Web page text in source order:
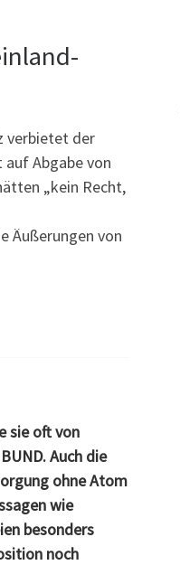
verbietet der
auf Abgabe von
„kein Recht,
Äußerungen von
sie oft von
Auch die
ohne Atom
wie
besonders
noch